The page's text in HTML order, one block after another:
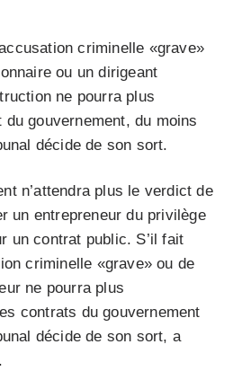
accusation criminelle «grave»
ou un dirigeant
ne pourra plus
gouvernement, du moins
décide de son sort.
n’attendra plus le verdict de
un entrepreneur du privilège
un contrat public. S’il fait
criminelle «grave» ou de
ne pourra plus
contrats du gouvernement
décide de son sort, a